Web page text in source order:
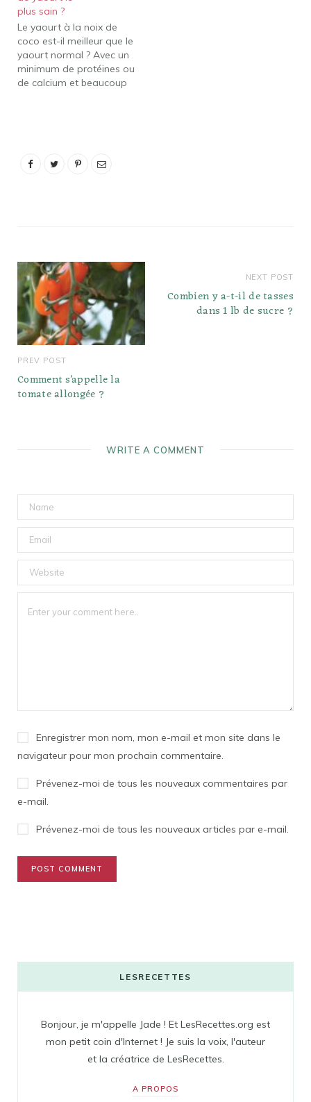
probiotiques ont…
vive dans l'intestin
humain s'il est pris
comme probiotique et
qu'un régime alimentaire
contenant les types
d'aliments qui l'aident à
plus sain ?
Le yaourt à la noix de
coco est-il meilleur que le
yaourt normal ? Avec un
minimum de protéines ou
de calcium et beaucoup
nutritionnel…
PREV POST
Comment s’appelle la
tomate allongée ?
NEXT POST
Combien y a-t-il de tasses
dans 1 lb de sucre ?
WRITE A COMMENT
Enregistrer mon nom, mon e-mail et mon site dans le
navigateur pour mon prochain commentaire.
Prévenez-moi de tous les nouveaux commentaires par
e-mail.
Prévenez-moi de tous les nouveaux articles par e-mail.
LESRECETTES
Bonjour, je m'appelle Jade ! Et LesRecettes.org est
mon petit coin d'Internet ! Je suis la voix, l'auteur
et la créatrice de LesRecettes.
A PROPOS